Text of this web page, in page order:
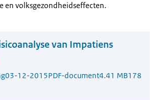
en volksgezondheidseffecten.
van Impatiens
03-12-2015PDF-document4.41 MB178